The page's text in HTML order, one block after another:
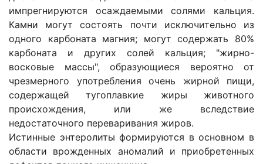
импрегнируются осаждаемыми солями кальция.
Камни могут состоять почти исключительно из
одного карбоната магния; могут содержать 80%
карбоната и других солей кальция; "жирно-
восковые массы", образующиеся вероятно от
чрезмерного употребления очень жирной пищи,
содержащей тугоплавкие жиры животного
происхождения, или же вследствие
недостаточного переваривания жиров.
Истинные энтеролиты формируются в основном в
области врожденных аномалий и приобретенных